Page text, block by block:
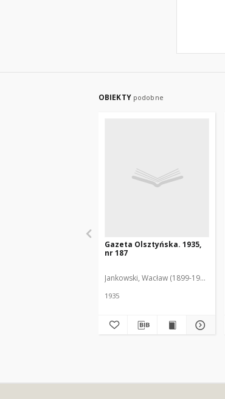
OBIEKTY podobne
Gazeta Olsztyńska. 1935,
nr 187
Jankowski, Wacław (1899-1975). Red.
1935